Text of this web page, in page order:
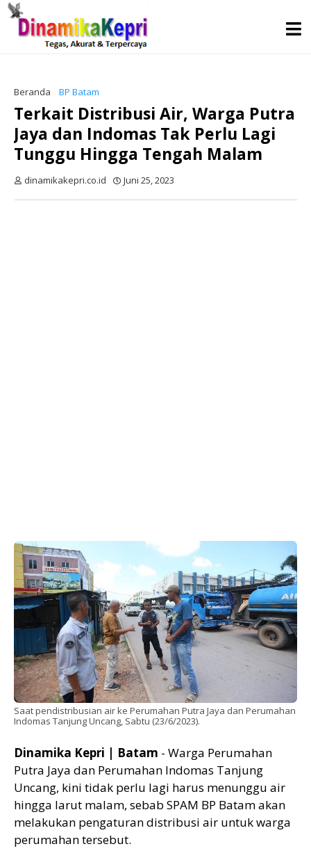
Beranda BP Batam
Terkait Distribusi Air, Warga Putra
Jaya dan Indomas Tak Perlu Lagi
Tunggu Hingga Tengah Malam
dinamikakepri.co.id Juni 25, 2023
Saat pendistribusian air ke Perumahan Putra Jaya dan Perumahan
Indomas Tanjung Uncang, Sabtu (23/6/2023).
Dinamika Kepri | Batam - Warga Perumahan
Putra Jaya dan Perumahan Indomas Tanjung
Uncang, kini tidak perlu lagi harus menunggu air
hingga larut malam, sebab SPAM BP Batam akan
melakukan pengaturan distribusi air untuk warga
perumahan tersebut.